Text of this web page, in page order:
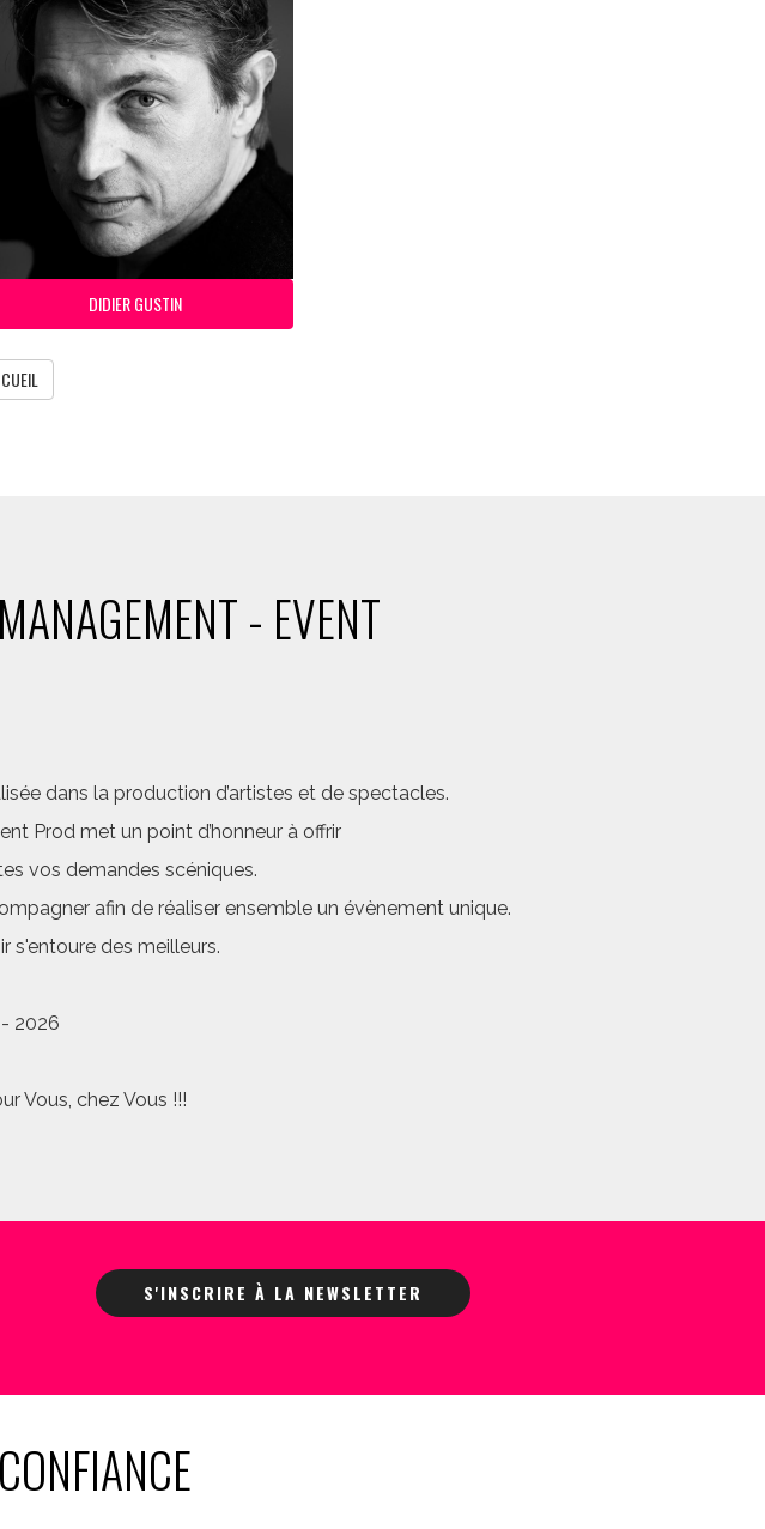
DIDIER GUSTIN
- EVENT
dans la production d’artistes et de spectacles.
Prod met un point d’honneur à offrir
vos demandes scéniques.
afin de réaliser ensemble un évènement unique.
s'entoure des meilleurs.
2026
Vous, chez Vous !!!
S'INSCRIRE À LA NEWSLETTER